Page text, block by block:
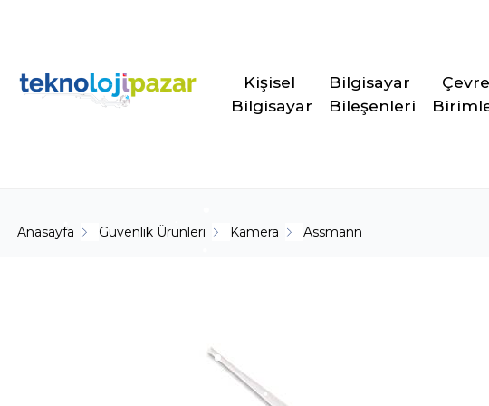
Kişisel
Bilgisayar
Bilgisayar
Bileşenleri
Çevre
Anasayfa Güvenlik Ürünleri Kamera Assmann